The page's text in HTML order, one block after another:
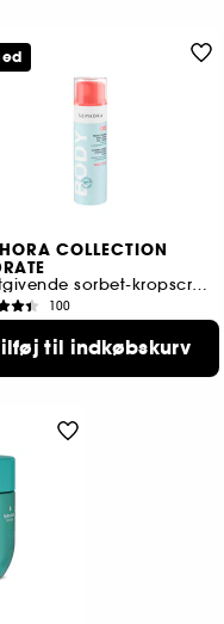
COLLECTION
Fugtgivende sorbet-kropscreme med hyaluronsyre + polyglutaminsyre
100
til indkøbskurv